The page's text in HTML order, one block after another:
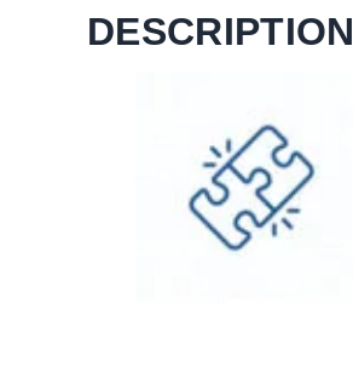
DESCRIPTION